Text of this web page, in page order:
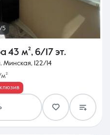
5
43 м², 6/17 эт.
Минская, 122/14